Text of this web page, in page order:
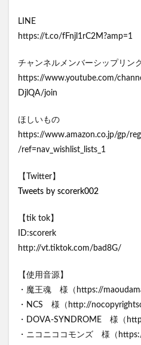
LINE
https://t.co/fFnjl1rC2M?amp=1
チャンネルメンバーシップリン
https://www.youtube.com/
DjlQA/join
ほしいもの
https://www.amazon.co.jp/gp/
/ref=nav_wishlist_lists_1
【Twitter】
Tweets by scorerk002
【tik tok】
ID:scorerk
http://vt.tiktok.com/bad8G/
【使用音源】
・魔王魂 様（https://
・NCS 様（http://
・DOVA-SYNDROME 様（
・ニコニココモンズ 様（